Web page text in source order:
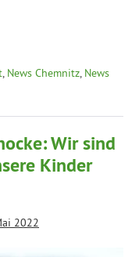
, News Chemnitz, News
Wir sind
Kinder
2022